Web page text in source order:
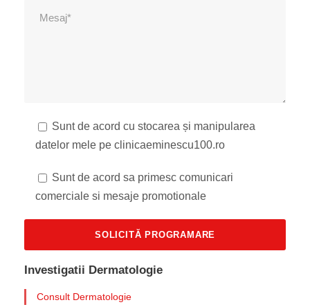
Sunt de acord cu stocarea și manipularea
datelor mele pe clinicaeminescu100.ro
Sunt de acord sa primesc comunicari
comerciale si mesaje promotionale
Investigatii Dermatologie
Consult Dermatologie